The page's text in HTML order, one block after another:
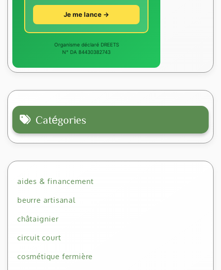
Je me lance →
Organisme déclaré DREETS
N° DA 84430382743
Catégories
aides & financement
beurre artisanal
châtaignier
circuit court
cosmétique fermière